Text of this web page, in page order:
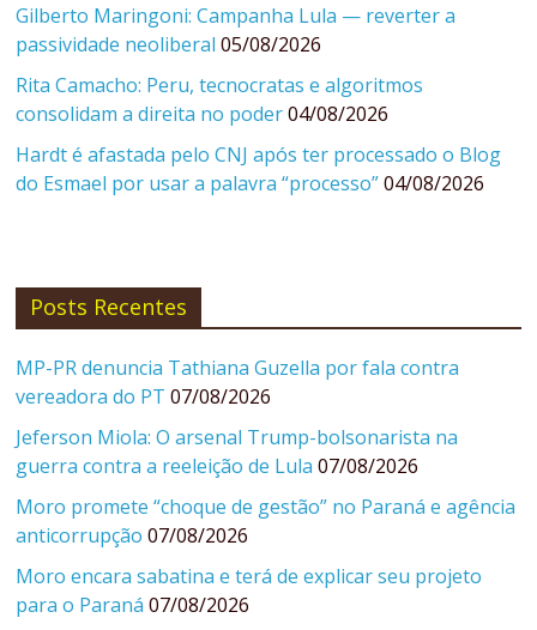
Gilberto Maringoni: Campanha Lula — reverter a
passividade neoliberal 05/08/2026
Rita Camacho: Peru, tecnocratas e algoritmos
consolidam a direita no poder 04/08/2026
Hardt é afastada pelo CNJ após ter processado o Blog
do Esmael por usar a palavra “processo” 04/08/2026
Posts Recentes
MP-PR denuncia Tathiana Guzella por fala contra
vereadora do PT 07/08/2026
Jeferson Miola: O arsenal Trump-bolsonarista na
guerra contra a reeleição de Lula 07/08/2026
Moro promete “choque de gestão” no Paraná e agência
anticorrupção 07/08/2026
Moro encara sabatina e terá de explicar seu projeto
para o Paraná 07/08/2026